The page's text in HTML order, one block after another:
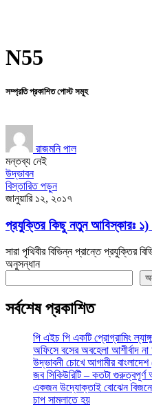
N55
সম্প্রতি প্রকাশিত পোস্ট সমূহ
রাজমনি পাল
মন্তব্য নেই
উদ্ভাবন
বিস্তারিত পড়ুন
জানুয়ারি ১২, ২০১৭
প্রযুক্তির কিছু নতুন আবিস্কারঃ ১)
সারা পৃথিবীর বিভিন্ন প্রান্তে প্রযুক্তির
অনুসন্ধান
সর্বশেষ প্রকাশিত
পি এইচ পি একটি প্রোগ্রামিং
অফিসে বসের অবহেলা আশীর্বাদ
উদ্ভাবনী চোখে আগামীর বাংলাদেশ
জব সিকিউরিটি – কতটা
একজন উদ্যোক্তাই বোঝেন
চাপ সামলাতে হয়